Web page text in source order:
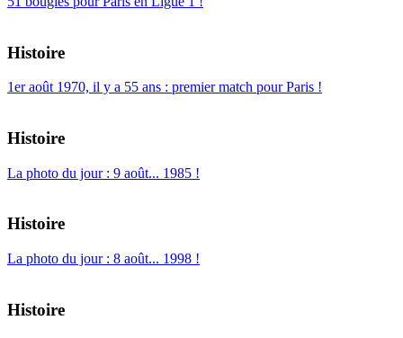
Histoire
1er août 1970, il y a 55 ans : premier match pour Paris !
Histoire
La photo du jour : 9 août... 1985 !
Histoire
La photo du jour : 8 août... 1998 !
Histoire